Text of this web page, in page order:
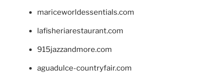
mariceworldessentials.com
lafisheriarestaurant.com
915jazzandmore.com
aguadulce-countryfair.com